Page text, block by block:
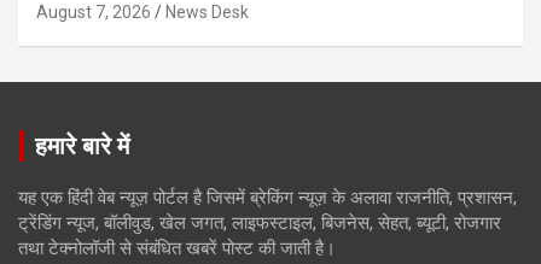
August 7, 2026 News Desk
हमारे बारे में
यह एक हिंदी वेब न्यूज़ पोर्टल है जिसमें ब्रेकिंग न्यूज़ के अलावा राजनीति, प्रशासन,
ट्रेंडिंग न्यूज, बॉलीवुड, खेल जगत, लाइफस्टाइल, बिजनेस, सेहत, ब्यूटी, रोजगार
तथा टेक्नोलॉजी से संबंधित खबरें पोस्ट की जाती है।